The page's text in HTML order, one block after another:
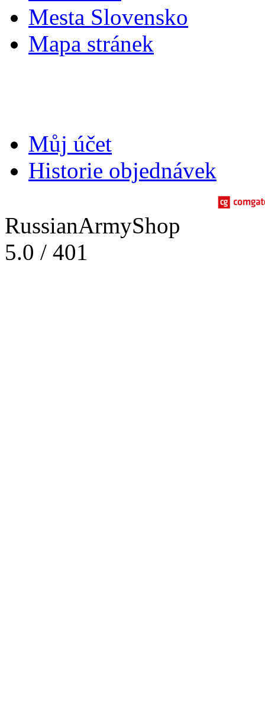
Mesta Slovensko
Mapa stránek
Můj účet
Historie objednávek
RussianArmyShop
5.0 / 401